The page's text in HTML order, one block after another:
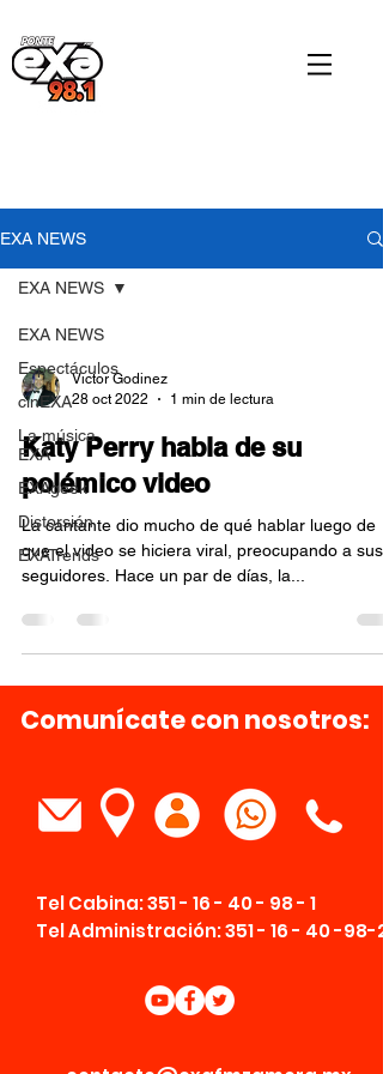
EXA NEWS
EXA NEWS
Espectáculos
cinEXA
La música
EXA
EXAgeek
Distorsión
EXATrends
EXA NEWS
Victor Godinez
28 oct 2022
1 min de lectura
Katy Perry habla de su
polémico video
La cantante dio mucho de qué hablar luego de
que el video se hiciera viral, preocupando a sus
seguidores. Hace un par de días, la...
Comunícate con nosotros:
Tel Cabina:351 - 16 - 40 - 98 - 1
Tel Administración:351 - 16 - 40 -98-2